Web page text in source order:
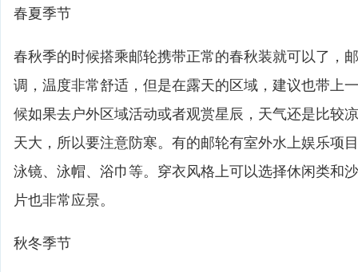
春夏季节
春秋季的时候搭乘邮轮携带正常的春秋装就可以了，
调，温度非常舒适，但是在露天的区域，建议也带上
候如果去户外区域活动或者观赏星辰，天气还是比较
天大，所以要注意防寒。有的邮轮有室外水上娱乐项
泳镜、泳帽、浴巾等。穿衣风格上可以选择休闲类和
片也非常应景。
秋冬季节